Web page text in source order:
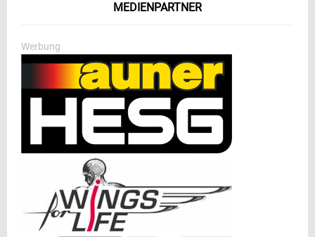
MEDIENPARTNER
Werbung